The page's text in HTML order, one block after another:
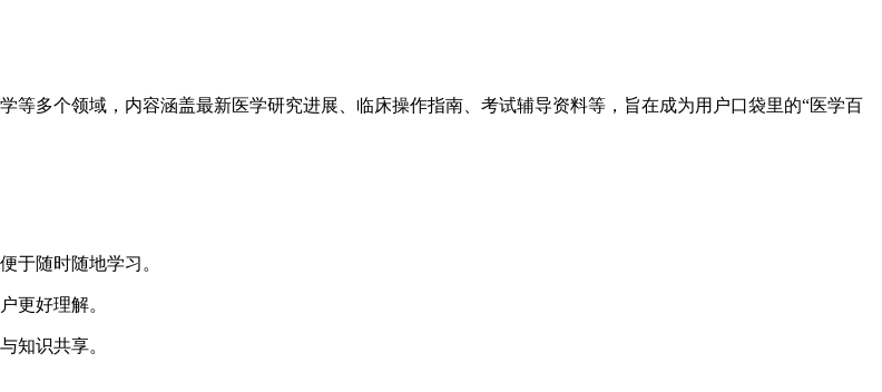
多个领域，内容涵盖最新医学研究进展、临床操作指南、考试辅导资料等，旨在成为用户口袋里的“医学百
于随时随地学习。
更好理解。
知识共享。